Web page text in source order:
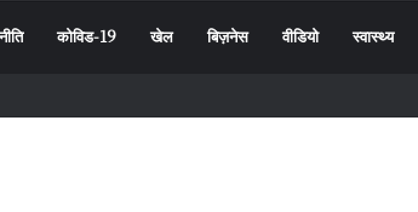
कोविड-19 खेल बिज़नेस वीडियो स्वास्थ्य